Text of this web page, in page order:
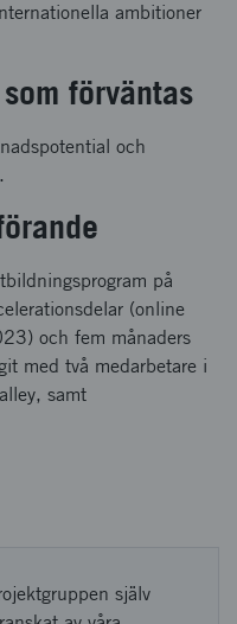
ambitioner
förväntas
och
på
(online
och fem månaders
med två medarbetare i
samt
själv